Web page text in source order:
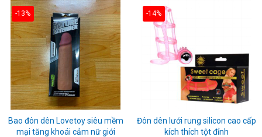
-13%
Bao đôn dên Lovetoy siêu mềm
mại tăng khoái cảm nữ giới
-14%
Đôn dên lưới rung silicon cao cấp
kích thích tột đỉnh